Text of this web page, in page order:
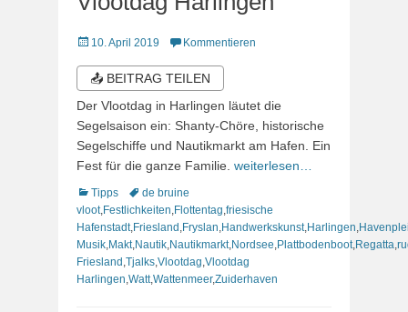
Veröffentlicht
10. April 2019 Kommentieren
📤 BEITRAG TEILEN
Der Vlootdag in Harlingen läutet die
Segelsaison ein: Shanty-Chöre, historische
Segelschiffe und Nautikmarkt am Hafen. Ein
Fest für die ganze Familie. weiterlesen…
Kategorien
Tipps Schlagworte
de bruine
vloot, Festlichkeiten Flottentag friesische
Hafenstadt, Friesland Fryslan Handwerkskunst, Harlingen
Musik Makt, Nautik Nautikmarkt, Nordsee Plattbodenboot Regatta
Friesland Tjalks Vlootdag Vlootdag
Harlingen Watt,Wattenmeer,Zuiderhaven